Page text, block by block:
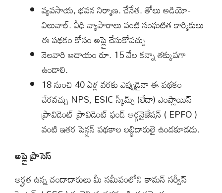
వ్యవసాయ, భవన నిర్మాణ. చేనేత. తోలు ఆడియో-
విలువాల్. వీధి వ్యాపారాలు వంటి సంఘటిత కార్మికులు
ఈ పథకం కోసం అప్లై చేసుకోవచ్చు
నెలవారి ఆదాయం రూ. 15 వేల కన్నా తక్కువగా
ఉండాలి.
18 నుంచి 40 ఏళ్ల వరకు ఎప్పుడైనా ఈ పథకం
చేరవచ్చు NPS, ESIC స్కీమ్స్ (లేదా) ఎంప్లాయిస్
ప్రావిడెంట్ ప్రావిడెంట్ ఫండ్ ఆర్గనైజేషన్ ( EPFO )
వంటి ఇతర పెన్షన్ పథకాల లబ్ధిదారులై ఉండకూడదు.
అప్లై ప్రాసెస్
అర్హత ఉన్న చందాదారులు మీ సమీపంలోని కామన్ సర్వీస్